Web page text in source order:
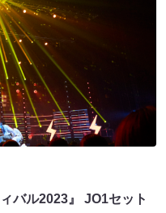
バル2023』 JO1セット